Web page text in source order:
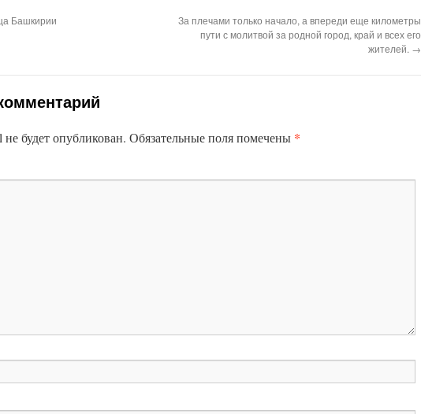
Башкирии
За плечами только начало, а впереди еще километры
пути с молитвой за родной город, край и всех его
жителей. →
будет опубликован. Обязательные поля помечены *